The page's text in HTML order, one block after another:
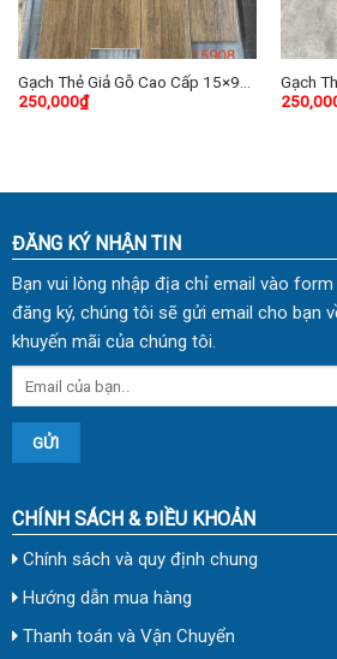
Gạch Thẻ Giả Gỗ Cao Cấp 15×90
(cm) TDVH-01
250,000₫
Gạch
(cm)
ĐĂNG KÝ NHẬN TIN
Bạn vui lòng nhập địa chỉ email vào
đăng ký, chúng tôi sẽ gửi email cho bạn
khuyến mãi của chúng tôi.
CHÍNH SÁCH & ĐIỀU KHOẢN
Chính sách và quy định chung
Hướng dẫn mua hàng
Thanh toán và Vận Chuyển